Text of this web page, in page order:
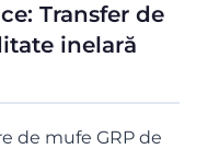
Transfer de
inelară
de mufe GRP de